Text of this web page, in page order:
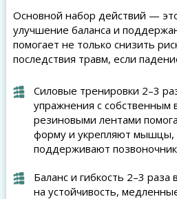
Основной набор действий —
улучшение баланса и
помогает не только снизить
последствия травм, если
Силовые тренировки 2–3
упражнения с собственным
резиновыми лентами
форму и укрепляют мышцы,
поддерживают позвоночник
Баланс и гибкость 2–3
на устойчивость,